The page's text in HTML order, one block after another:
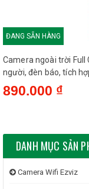
ĐANG SẴN HÀNG
Camera ngoài trời Full
người, đèn báo, tích
890.000 ₫
DANH MỤC SẢN
Camera Wifi Ezviz